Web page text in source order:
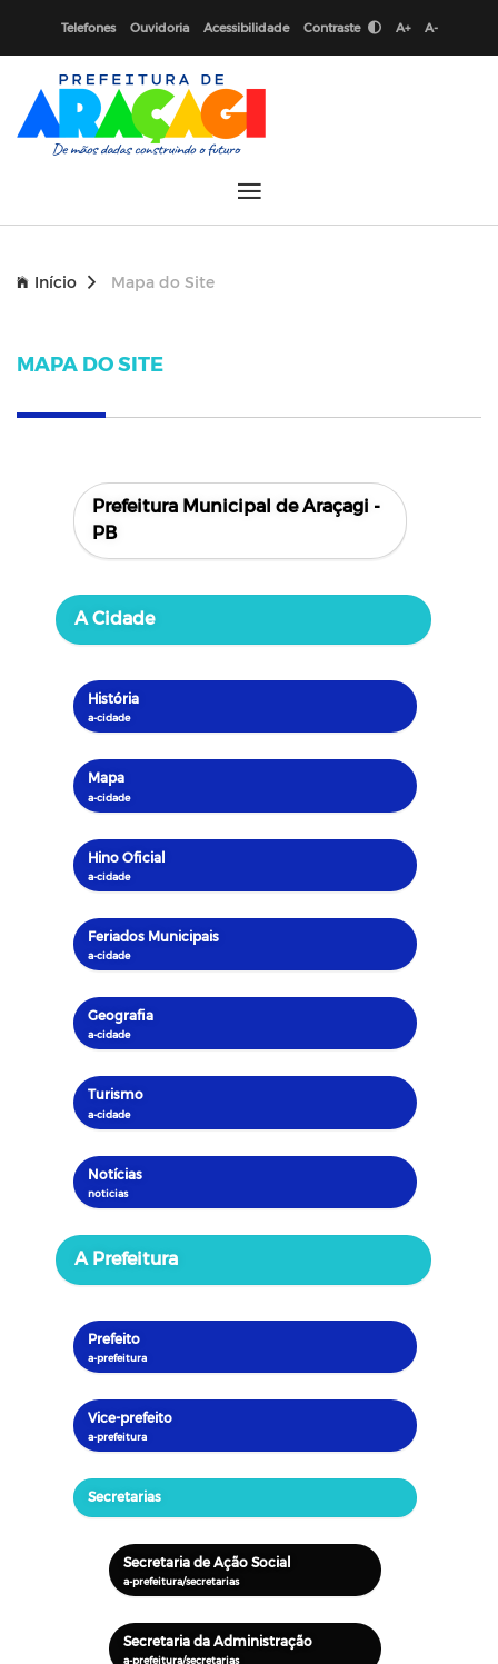
Telefones Ouvidoria Acessibilidade Contraste A+ A-
Início Mapa do Site
MAPA DO SITE
Prefeitura Municipal de Araçagi -
PB
A Cidade
História
Mapa
Hino Oficial
Feriados Municipais
Geografia
Turismo
Notícias
A Prefeitura
Prefeito
Vice-prefeito
Secretarias
Secretaria de Ação Social
Secretaria da Administração